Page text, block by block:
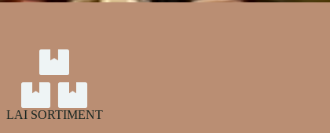
LAI SORTIMENT